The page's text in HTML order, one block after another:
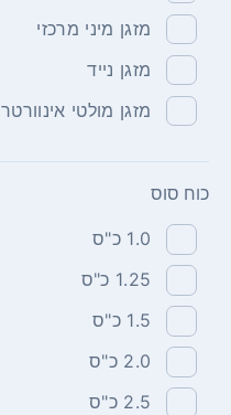
מזגן מיני מרכזי
מזגן נייד
מזגן מולטי אינוורטר
כוח סוס
1.0‏ כ"ס
1.25‏ כ"ס
1.5‏ כ"ס
2.0‏ כ"ס
2.5‏ כ"ס